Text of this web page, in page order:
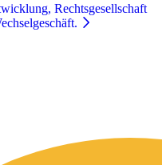
Rechtsgesellschaft